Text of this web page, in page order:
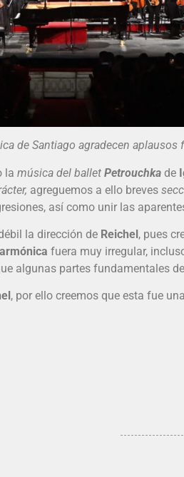
de Santiago agradecen
la música del ballet Petrouchka de
agreguemos a ello breves
así como unir las
la dirección de Reichel, pues
fuera muy irregular,
algunas partes fundamentales
, por ello creemos que esta fue